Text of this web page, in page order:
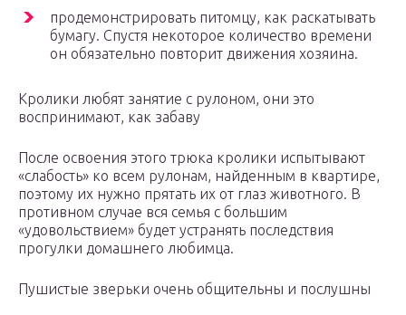
продемонстрировать питомцу, как раскатывать
бумагу. Спустя некоторое количество времени
он обязательно повторит движения хозяина.
Кролики любят занятие с рулоном, они это
воспринимают, как забаву
После освоения этого трюка кролики испытывают
«слабость» ко всем рулонам, найденным в квартире,
поэтому их нужно прятать их от глаз животного. В
противном случае вся семья с большим
«удовольствием» будет устранять последствия
прогулки домашнего любимца.
Пушистые зверьки очень общительны и послушны